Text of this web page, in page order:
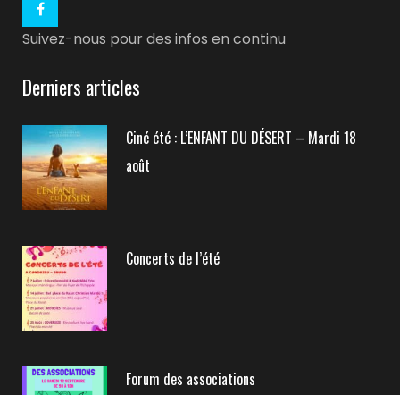
Suivez-nous pour des infos en continu
Derniers articles
Ciné été : L’ENFANT DU DÉSERT – Mardi 18
août
Concerts de l’été
Forum des associations